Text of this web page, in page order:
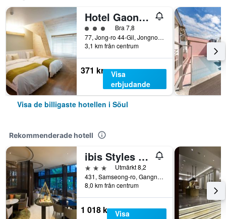
Hotel Gaon Golden Park Dongdaemun
Klasskategori: 3
Bra 7,8
77, Jong-ro 44-Gil, Jongno-gu, Söul, Sydkorea
3,1 km från centrum
371 kr
Visa
erbjudande
Visa de billigaste hotellen i Söul
Rekommenderade hotell
ibis Styles Ambassador Seoul Gangnam
3 stjärnorUtmärkt 8,2
431, Samseong-ro, Gangnam-gu, Söul, Sydkorea
8,0 km från centrum
1 018 kr Visa